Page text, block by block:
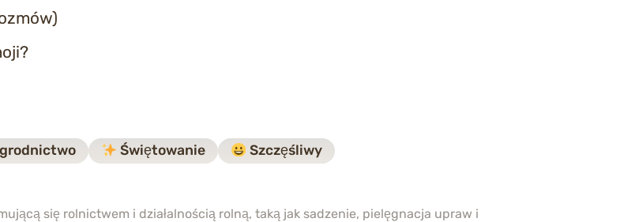
Świętowanie Szczęśliwy
się rolnictwem i działalnością rolną, taką jak sadzenie, pielęgnacja upraw i